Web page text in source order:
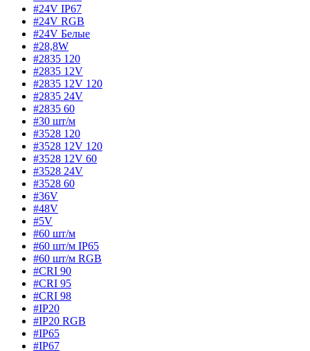
#24V IP67
#24V RGB
#24V Белые
#28,8W
#2835 120
#2835 12V
#2835 12V 120
#2835 24V
#2835 60
#30 шт/м
#3528 120
#3528 12V 120
#3528 12V 60
#3528 24V
#3528 60
#36V
#48V
#5V
#60 шт/м
#60 шт/м IP65
#60 шт/м RGB
#CRI 90
#CRI 95
#CRI 98
#IP20
#IP20 RGB
#IP65
#IP67